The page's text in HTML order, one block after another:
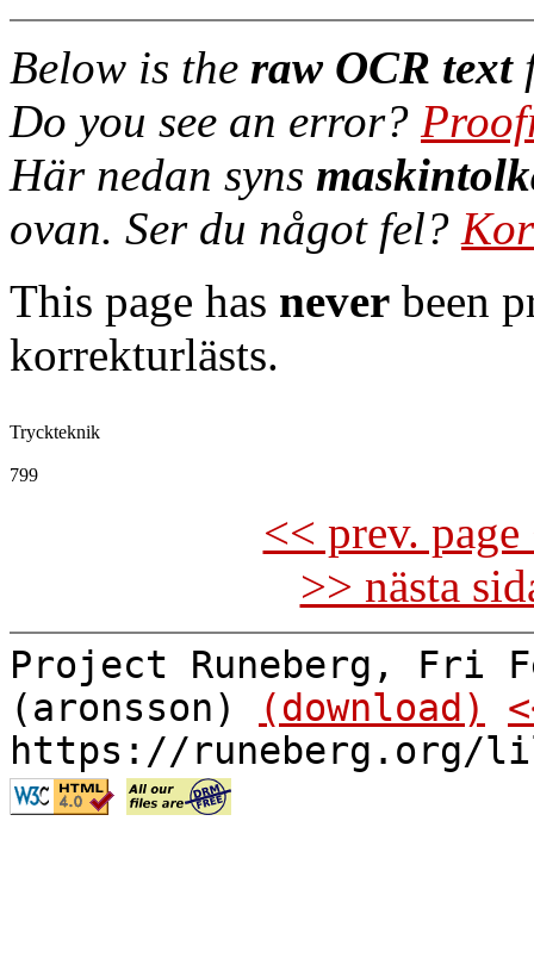
Below is the raw OCR text
Do you see an error?
Här nedan syns
ovan. Ser du något fel?
This page has never been
korrekturlästs.
Tryckteknik
<< prev.
>> nästa
Project Runeberg, Fri
(aronsson)
(download)
https://runeberg.org/